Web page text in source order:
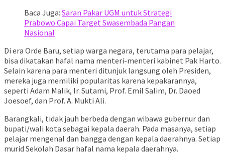
Baca Juga: Saran Pakar UGM untuk Strategi
Prabowo Capai Target Swasembada Pangan
Nasional
Di era Orde Baru, setiap warga negara, terutama para pelajar,
bisa dikatakan hafal nama menteri-menteri kabinet Pak Harto.
Selain karena para menteri ditunjuk langsung oleh Presiden,
mereka juga memiliki popularitas karena kepakarannya,
seperti Adam Malik, Ir. Sutami, Prof. Emil Salim, Dr. Daoed
Joesoef, dan Prof. A. Mukti Ali.
Barangkali, tidak jauh berbeda dengan wibawa gubernur dan
bupati/wali kota sebagai kepala daerah. Pada masanya, setiap
pelajar mengenal dan bangga dengan kepala daerahnya. Setiap
murid Sekolah Dasar hafal nama kepala daerahnya.